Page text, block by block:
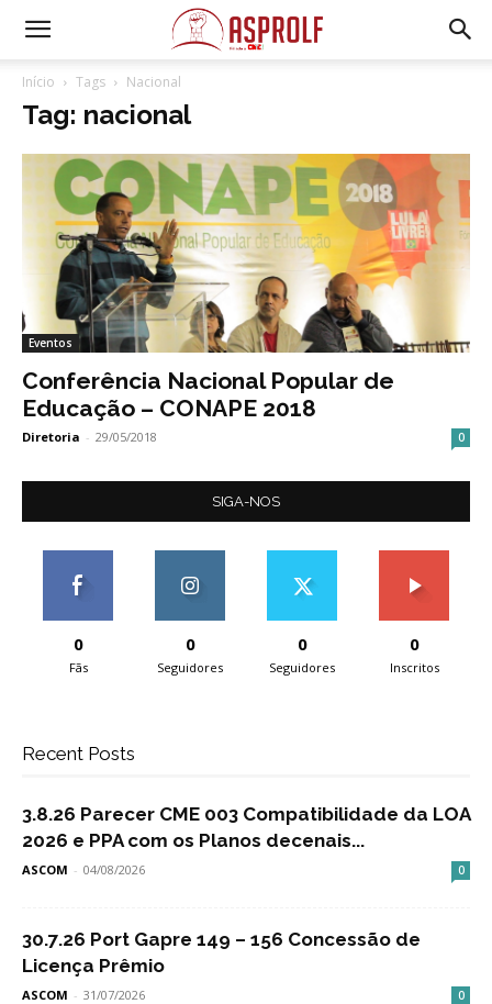
Início Tags Nacional
Tag: nacional
Eventos
Conferência Nacional Popular de
Educação – CONAPE 2018
Diretoria - 29/05/2018 0
SIGA-NOS
0
Fãs
0
Seguidores
0
Seguidores
0
Inscritos
Recent Posts
3.8.26 Parecer CME 003 Compatibilidade da LOA
2026 e PPA com os Planos decenais...
ASCOM - 04/08/2026 0
30.7.26 Port Gapre 149 – 156 Concessão de
Licença Prêmio
ASCOM - 31/07/2026 0